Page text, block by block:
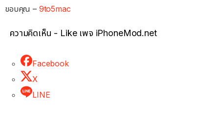
ขอบคุณ – 9to5mac
ความคิดเห็น - Like เพจ iPhoneMod.net
Facebook
X
LINE